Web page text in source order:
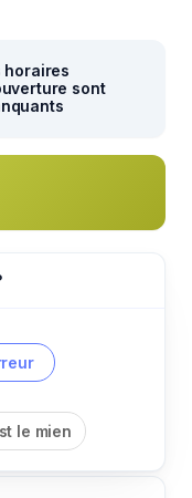
horaires
sont
le mien